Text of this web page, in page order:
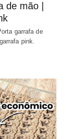
mão |
garrafa de
pink.